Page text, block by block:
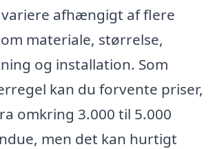
afhængigt af flere
materiale, størrelse,
og installation. Som
kan du forvente priser,
omkring 3.000 til 5.000
men det kan hurtigt